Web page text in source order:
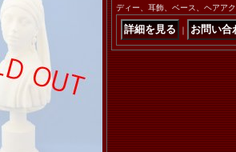
ディー、耳飾、ベース、ヘアア
｜